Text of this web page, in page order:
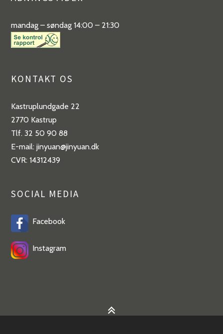
mandag – søndag 14:00 – 21:30
KONTAKT OS
Kastruplundgade 22
2770 Kastrup
Tlf. 32 50 90 88
E-mail: jinyuan@jinyuan.dk
CVR: 14312439
SOCIAL MEDIA
Facebook
Instagram